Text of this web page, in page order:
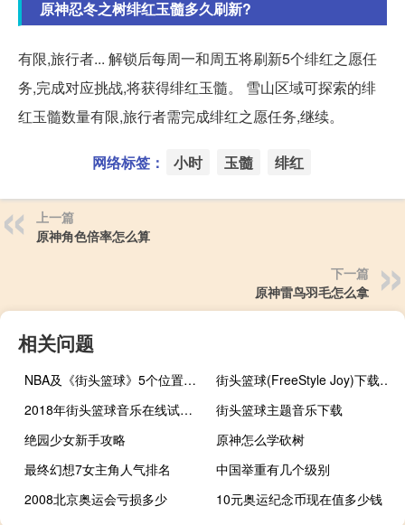
原神忍冬之树绯红玉髓多久刷新?
有限,旅行者... 解锁后每周一和周五将刷新5个绯红之愿任
务,完成对应挑战,将获得绯红玉髓。 雪山区域可探索的绯
红玉髓数量有限,旅行者需完成绯红之愿任务,继续。
网络标签： 小时 玉髓 绯红
上一篇
原神角色倍率怎么算
下一篇
原神雷鸟羽毛怎么拿
相关问题
NBA及《街头篮球》5个位置的详细介绍
街头篮球(FreeStyle Joy)下载(电脑、安卓和IOS所有版本)
2018年街头篮球音乐在线试听及下载
街头篮球主题音乐下载
绝园少女新手攻略
原神怎么学砍树
最终幻想7女主角人气排名
中国举重有几个级别
2008北京奥运会亏损多少
10元奥运纪念币现在值多少钱